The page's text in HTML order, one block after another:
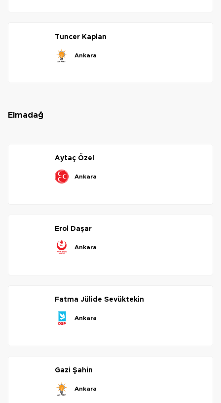
tuncer kaplan
ankara
elmadağ
aytaç özel
ankara
erol daşar
ankara
fatma jülide sevüktekin
ankara
gazi şahin
ankara